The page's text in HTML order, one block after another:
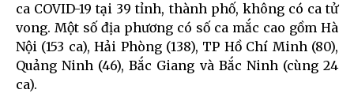
ca COVID-19 tại 39 tỉnh, thành phố, không có ca tử
vong. Một số địa phương có số ca mắc cao gồm Hà
Nội (153 ca), Hải Phòng (138), TP Hồ Chí Minh (80),
Quảng Ninh (46), Bắc Giang và Bắc Ninh (cùng 24
ca).